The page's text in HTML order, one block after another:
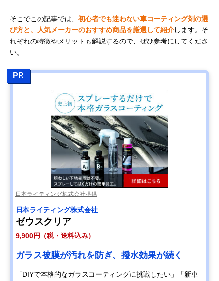
そこでこの記事では、 初心者でも迷わない車コーティング剤の選
び方と、人気メーカーのおすすめ商品を厳選して紹介します。そ
れぞれの特徴やメリットも解説するので、ぜひ参考にしてくださ
い。
PR
日本ライティング株式会社提供
日本ライティング株式会社
ゼウスクリア
9,900円（税・送料込み）
ガラス被膜が汚れを防ぎ、撥水効果が続く
「DIYで本格的なガラスコーティングに挑戦したい」「新車